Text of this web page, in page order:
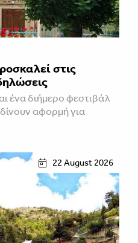
στις
ένα διήμερο φεστιβάλ
αφορμή για
22 August 2026